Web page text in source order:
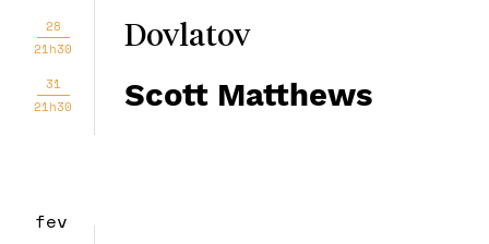
28
21h30
Dovlatov
31
21h30
Scott Matthews
fev